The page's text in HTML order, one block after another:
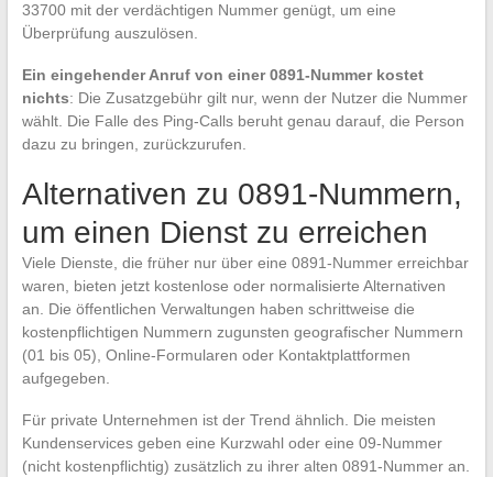
33700 mit der verdächtigen Nummer genügt, um eine
Überprüfung auszulösen.
Ein eingehender Anruf von einer 0891-Nummer kostet
nichts: Die Zusatzgebühr gilt nur, wenn der Nutzer die Nummer
wählt. Die Falle des Ping-Calls beruht genau darauf, die Person
dazu zu bringen, zurückzurufen.
Alternativen zu 0891-Nummern,
um einen Dienst zu erreichen
Viele Dienste, die früher nur über eine 0891-Nummer erreichbar
waren, bieten jetzt kostenlose oder normalisierte Alternativen
an. Die öffentlichen Verwaltungen haben schrittweise die
kostenpflichtigen Nummern zugunsten geografischer Nummern
(01 bis 05), Online-Formularen oder Kontaktplattformen
aufgegeben.
Für private Unternehmen ist der Trend ähnlich. Die meisten
Kundenservices geben eine Kurzwahl oder eine 09-Nummer
(nicht kostenpflichtig) zusätzlich zu ihrer alten 0891-Nummer an.